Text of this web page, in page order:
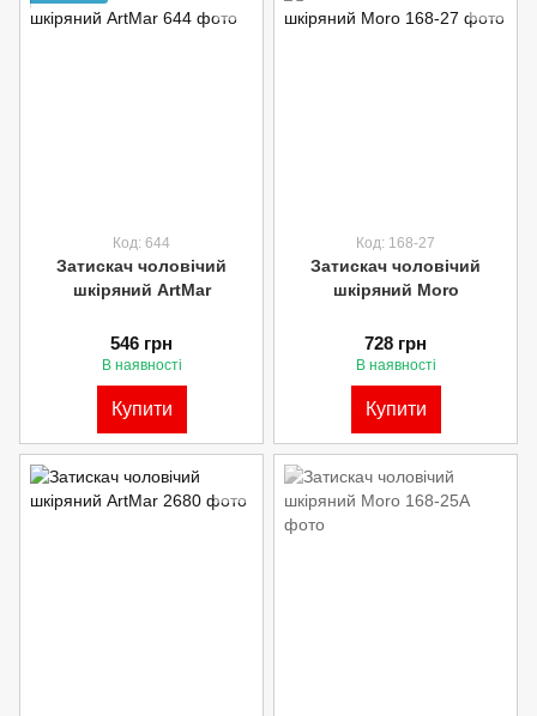
Код: 644
Затискач чоловічий
шкіряний ArtMar
546 грн
В наявності
Купити
Код: 168-27
Затискач чоловічий
шкіряний Moro
728 грн
В наявності
Купити